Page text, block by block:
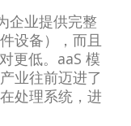
企业提供完整
设备），而且
更低。aaS 模
业往前迈进了
处理系统，进